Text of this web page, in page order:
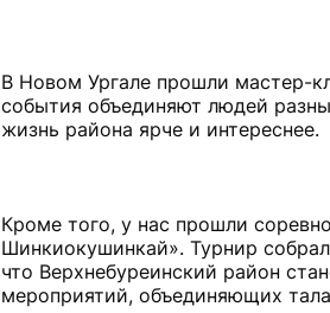
В Новом Ургале прошли мастер-
события объединяют людей
жизнь района ярче и интереснее.
Кроме того, у нас прошли
Шинкиокушинкай». Турнир
что Верхнебуреинский район
мероприятий, объединяющих